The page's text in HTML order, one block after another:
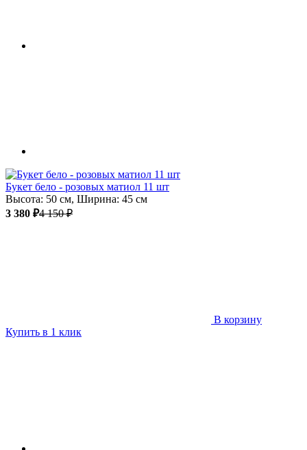
Букет бело - розовых матиол 11 шт
Высота: 50 см, Ширина: 45 см
3 380 ₽4 150 ₽
В корзину
Купить в 1 клик